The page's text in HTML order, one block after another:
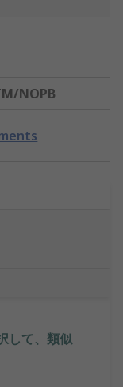
NOPB
して、類似